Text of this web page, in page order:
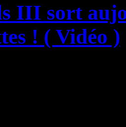
III sort
! ( Vidéo )